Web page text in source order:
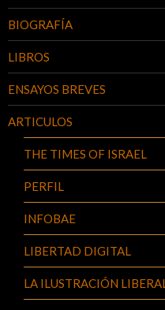
BIOGRAFÍA
LIBROS
ENSAYOS BREVES
ARTICULOS
THE TIMES OF ISRAEL
PERFIL
INFOBAE
LIBERTAD DIGITAL
LA ILUSTRACIÓN LIBERAL